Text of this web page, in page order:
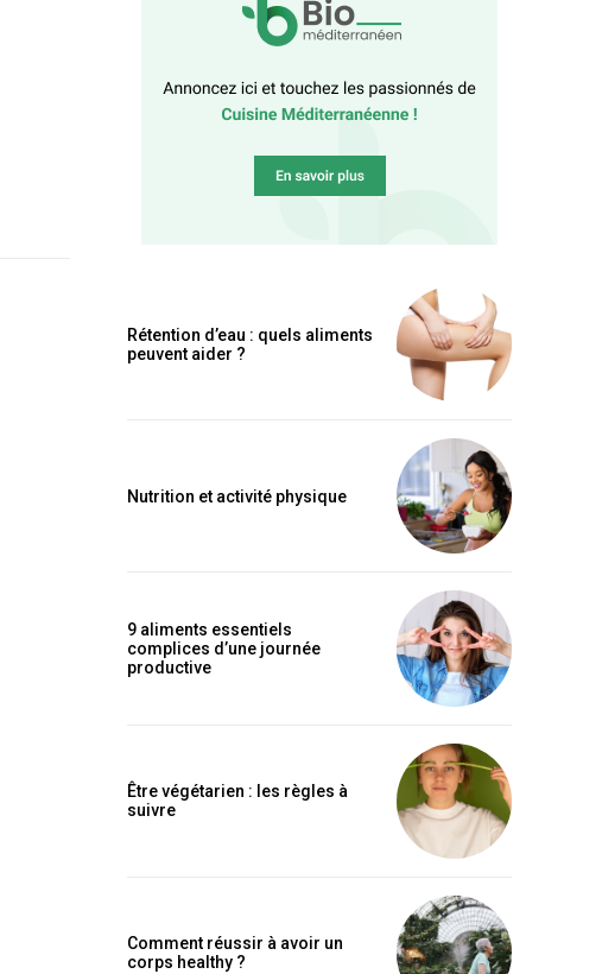
Rétention d’eau : quels aliments
peuvent aider ?
Nutrition et activité physique
9 aliments essentiels
complices d’une journée
productive
Être végétarien : les règles à
suivre
Comment réussir à avoir un
corps healthy ?